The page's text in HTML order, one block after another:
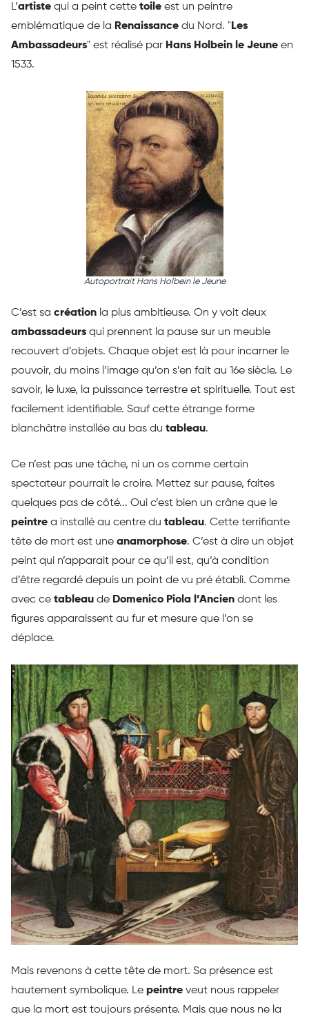
L’artiste qui a peint cette toile est un peintre
emblématique de la Renaissance du Nord. " Les
Ambassadeurs" est réalisé par Hans Holbein le Jeune en
1533.
Autoportrait Hans Holbein le Jeune
C’est sa création la plus ambitieuse. On y voit deux
ambassadeurs qui prennent la pause sur un meuble
recouvert d’objets. Chaque objet est là pour incarner le
pouvoir, du moins l’image qu’on s’en fait au 16e siècle. Le
savoir, le luxe, la puissance terrestre et spirituelle. Tout est
facilement identifiable. Sauf cette étrange forme
blanchâtre installée au bas du tableau.
Ce n’est pas une tâche, ni un os comme certain
spectateur pourrait le croire. Mettez sur pause, faites
quelques pas de côté... Oui c’est bien un crâne que le
peintre a installé au centre du tableau. Cette terrifiante
tête de mort est une anamorphose. C’est à dire un objet
peint qui n’apparait pour ce qu’il est, qu’à condition
d’être regardé depuis un point de vu pré établi. Comme
avec ce tableau de Domenico Piola l’Ancien dont les
figures apparaissent au fur et mesure que l’on se
déplace.
Mais revenons à cette tête de mort. Sa présence est
hautement symbolique. Le peintre veut nous rappeler
que la mort est toujours présente. Mais que nous ne la